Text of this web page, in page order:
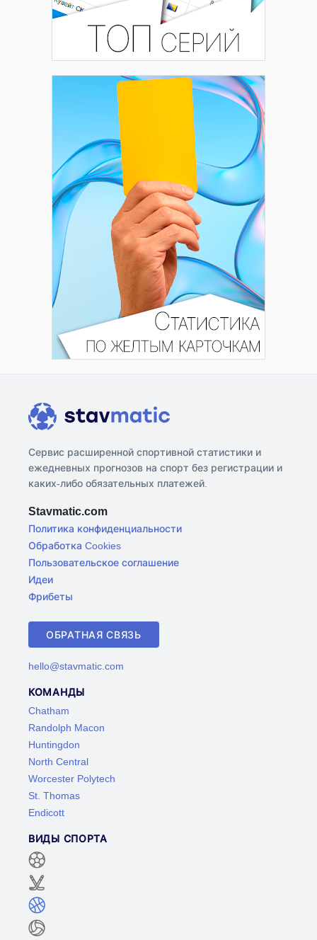
Сервис расширенной спортивной статистики и
ежедневных прогнозов на спорт без регистрации и
каких-либо обязательных платежей.
Stavmatic.com
Политика конфиденциальности
Обработка Cookies
Пользовательское соглашение
Идеи
Фрибеты
ОБРАТНАЯ СВЯЗЬ
hello@stavmatic.com
КОМАНДЫ
Chatham
Randolph Macon
Huntingdon
North Central
Worcester Polytech
St. Thomas
Endicott
ВИДЫ СПОРТА